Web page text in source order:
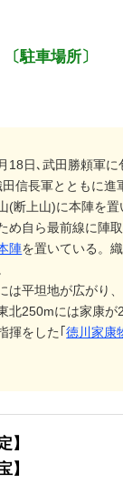
〔駐車場所〕
18日､武田勝頼軍に
信長軍とともに進
(断上山)に本陣を置
め自ら最前線に陣
陣を置いている。
は平坦地が広がり
北250mには家康が
揮をした｢徳川家康
】
】